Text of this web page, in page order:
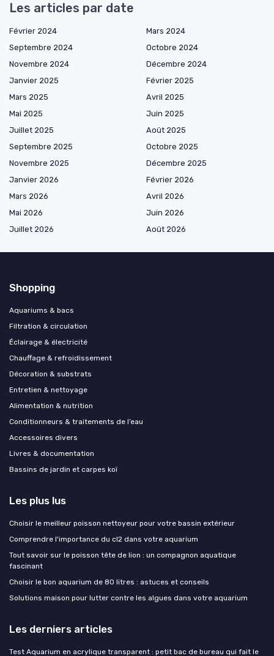
Les articles par date
Février 2024
Mars 2024
Septembre 2024
Octobre 2024
Novembre 2024
Décembre 2024
Janvier 2025
Février 2025
Mars 2025
Avril 2025
Mai 2025
Juin 2025
Juillet 2025
Août 2025
Septembre 2025
Octobre 2025
Novembre 2025
Décembre 2025
Janvier 2026
Février 2026
Mars 2026
Avril 2026
Mai 2026
Juin 2026
Juillet 2026
Août 2026
Shopping
Aquariums & bacs
Filtration & circulation
Éclairage & électricité
Chauffage & refroidissement
Décoration & substrats
Entretien & nettoyage
Alimentation & nutrition
Conditionneurs & traitements de l’eau
Accessoires divers
Livres & documentation
Bassins de jardin et carpes koï
Les plus lus
Choisir le meilleur poisson nettoyeur pour votre bassin extérieur
Comprendre l'importance du cl2 dans votre aquarium
Tout savoir sur le poisson tête de lion : un compagnon aquatique
fascinant
Choisir le bon aquarium de 80 litres : astuces et conseils
Solutions maison pour lutter contre les algues dans votre aquarium
Les derniers articles
Test Aquarium en acrylique transparent : petit bac de bureau qui fait le